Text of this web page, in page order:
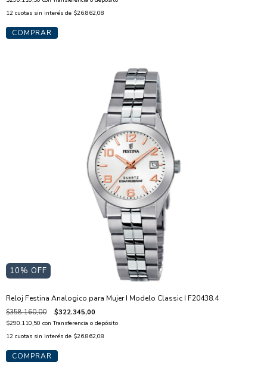
12 cuotas sin interés de $26.862,08
10% OFF
Reloj Festina Analogico para Mujer I Modelo Classic I F20438.4
$358.160,00 $322.345,00
$290.110,50 con Transferencia o depósito
12 cuotas sin interés de $26.862,08